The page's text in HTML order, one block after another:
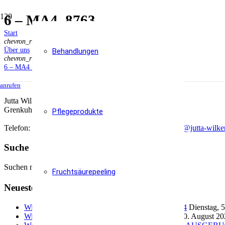
Behandlungen
Pflegeprodukte
Fruchtsäurepeeling
anrufen
6 – MA4_8763
Start
chevron_right
Über uns
chevron_right
6 – MA4_8763
Jutta Wilkemeyer® Permanent Make-Up & Kosmetik
Grenkuhlenweg 23 48167 Münster
Telefon: info@jutta-
Suche
Suchen nach:
Neueste Beiträge
Wir suchen Modelle für Microblading im Juni 2024 Dienstag,
Wir haben jetzt klimatisierte Räume
Donnerstag, 20. August